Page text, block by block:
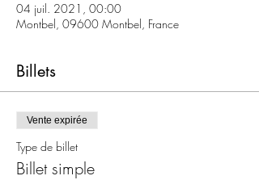
04 juil. 2021, 00:00
Montbel, 09600 Montbel, France
Billets
Vente expirée
Type de billet
Billet simple